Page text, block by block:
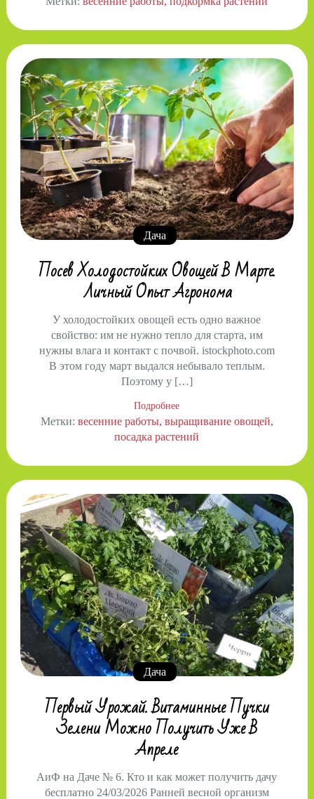
Дача
Посев Холодостойких Овощей В Марте.
Личный Опыт Агронома
У холодостойких овощей есть одно важное
свойство: им не нужно тепло для старта, им
нужны влага и контакт с почвой. istockphoto.com
В этом году март выдался небывало теплым.
Поэтому у […]
Подробнее
Метки: весенние работы выращивание овощей
посадка растений
Дача
Первый Урожай. Витаминные Пучки
Зелени Можно Получить Уже В
Апреле
АиФ на Даче № 6. Кто и как может получить дачу
бесплатно 24/03/2026 Ранней весной организм